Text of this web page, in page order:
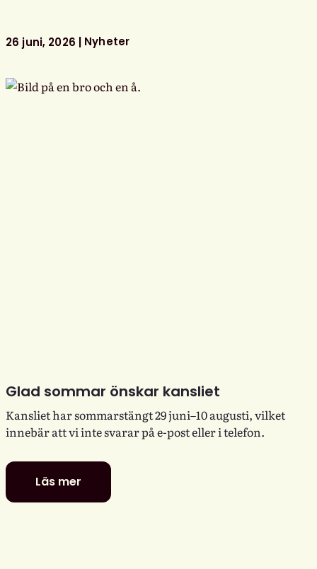
Almedalen
26 juni, 2026 Nyheter
Glad sommar önskar kansliet
Kansliet har sommarstängt 29 juni–10 augusti, vilket
innebär att vi inte svarar på e-post eller i telefon.
Läs mer
Glad
sommar